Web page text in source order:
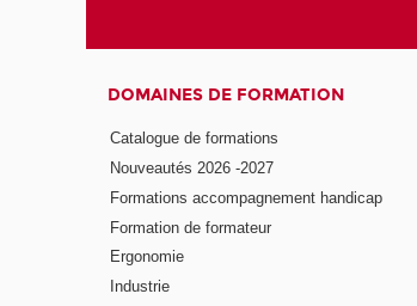
DOMAINES DE FORMATION
Catalogue de formations
Nouveautés 2026 -2027
Formations accompagnement handicap
Formation de formateur
Ergonomie
Industrie